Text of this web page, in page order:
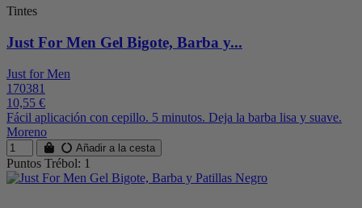
Tintes
Just For Men Gel Bigote, Barba y...
Just for Men
170381
10,55 €
Fácil aplicación con cepillo. 5 minutos. Deja la barba lisa y suave.
Moreno
Añadir a la cesta
Puntos Trébol: 1